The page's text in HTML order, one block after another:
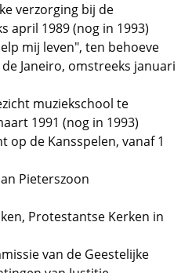
verzorging bij de
april 1989 (nog in 1993)
mij leven", ten behoeve
Janeiro, omstreeks januari
muziekschool te
1991 (nog in 1993)
op de Kansspelen, vanaf 1
Pieterszoon
Protestantse Kerken in
van de Geestelijke